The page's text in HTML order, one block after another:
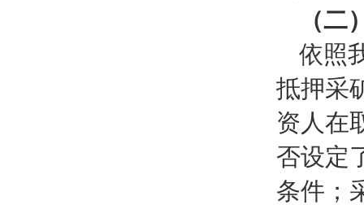
（二
依照
抵押采
资人在
否设定
条件；